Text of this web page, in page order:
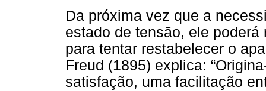
Da próxima vez que a
estado de tensão, ele
para tentar restabelecer o
Freud (1895) explica:
satisfação, uma facilitação